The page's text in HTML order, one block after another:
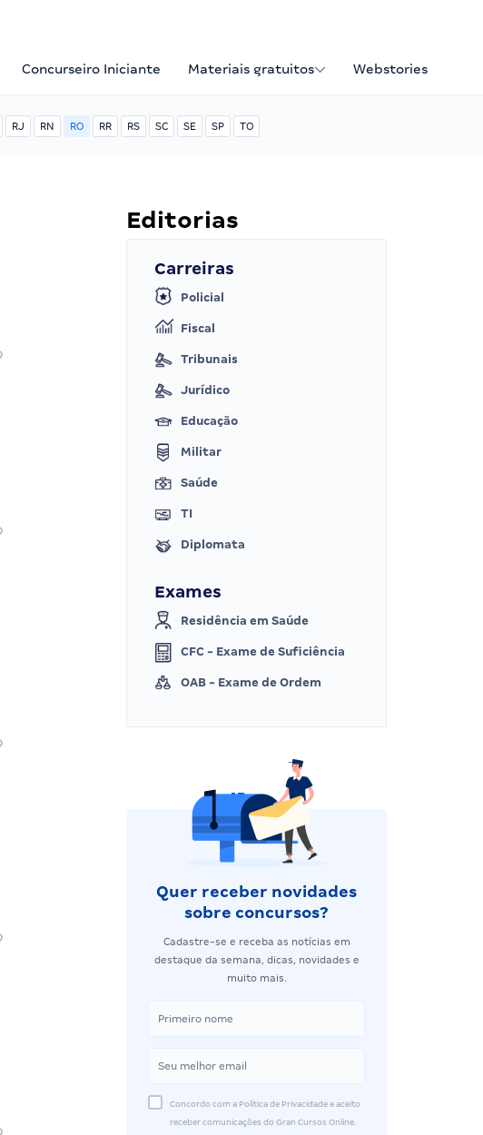
Concurseiro Iniciante Materiais gratuitos Webstories
RJ RN RO RR RS SC SE SP TO
Editorias
Carreiras
Policial
Fiscal
Tribunais
Jurídico
Educação
Militar
Saúde
TI
Diplomata
Exames
Residência em Saúde
CFC - Exame de Suficiência
OAB - Exame de Ordem
Quer receber novidades
sobre concursos?
Cadastre-se e receba as notícias em
destaque da semana, dicas, novidades e
muito mais.
Concordo com a Política de Privacidade e aceito
receber comunicações do Gran Cursos Online.